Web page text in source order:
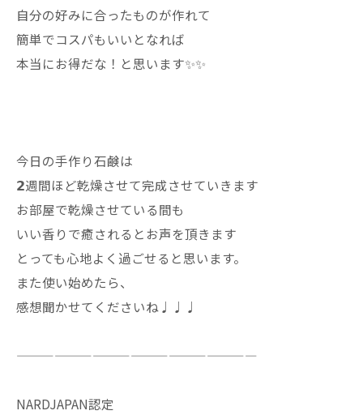
自分の好みに合ったものが作れて
簡単でコスパもいいとなれば
本当にお得だな！と思います✨✨
今日の手作り石鹸は
𝟮週間ほど乾燥させて完成させていきます
お部屋で乾燥させている間も
いい香りで癒されるとお声を頂きます
とっても心地よく過ごせると思います。
また使い始めたら、
感想聞かせてくださいね♩♩♩
———————————————————
NARDJAPAN認定